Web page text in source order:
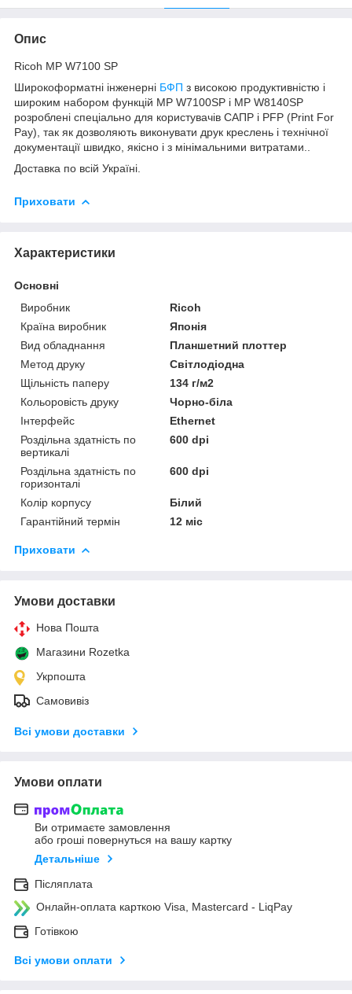
Опис
Ricoh MP W7100 SP
Широкоформатні інженерні БФП з високою продуктивністю і
широким набором функцій MP W7100SP і MP W8140SP
розроблені спеціально для користувачів САПР і PFP (Print For
Pay), так як дозволяють виконувати друк креслень і технічної
документації швидко, якісно і з мінімальними витратами..
Доставка по всій Україні.
Приховати
Характеристики
Основні
Виробник
Ricoh
Країна виробник
Японія
Вид обладнання
Планшетний плоттер
Метод друку
Світлодіодна
Щільність паперу
134 г/м2
Кольоровість друку
Чорно-біла
Інтерфейс
Ethernet
Роздільна здатність по
вертикалі
600 dpi
Роздільна здатність по
горизонталі
600 dpi
Колір корпусу
Білий
Гарантійний термін
12 міс
Приховати
Умови доставки
Нова Пошта
Магазини Rozetka
Укрпошта
Самовивіз
Всі умови доставки
Умови оплати
Ви отримаєте замовлення
або гроші повернуться на вашу картку
Детальніше
Післяплата
Онлайн-оплата карткою Visa, Mastercard - LiqPay
Готівкою
Всі умови оплати